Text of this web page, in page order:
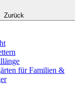
Zurück
für Familien &